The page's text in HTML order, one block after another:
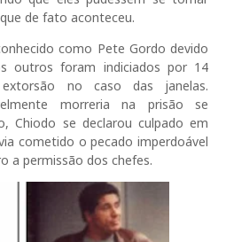
de fato aconteceu.
como Pete Gordo devido
outros foram indiciados por 14
no caso das janelas.
morreria na prisão se
Chiodo se declarou culpado em
cometido o pecado imperdoável
a permissão dos chefes.